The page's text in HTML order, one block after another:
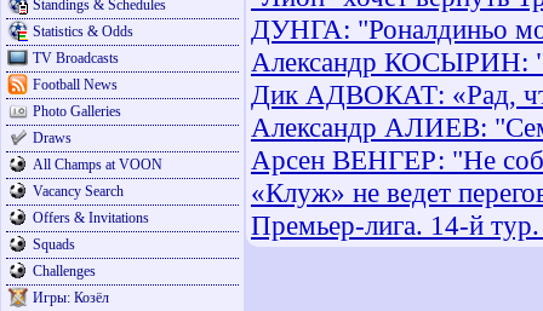
Standings & Schedules
Statistics & Odds
TV Broadcasts
Football News
Photo Galleries
Draws
All Champs at VOON
Vacancy Search
Offers & Invitations
Squads
Challenges
Игры: Козёл
ДУНГА: "Роналдиньо
Александр КОСЫРИН:
Дик АДВОКАТ: «Рад,
Александр АЛИЕВ:
Арсен ВЕНГЕР: "Не
«Клуж» не ведет
Премьер-лига. 14-й